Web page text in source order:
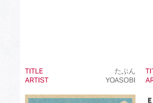
TITLE
たぶん
ARTIST
YOASOBI